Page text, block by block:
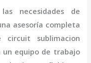
necesidades de
asesoría completa
circuit sublimacion
un equipo de trabajo